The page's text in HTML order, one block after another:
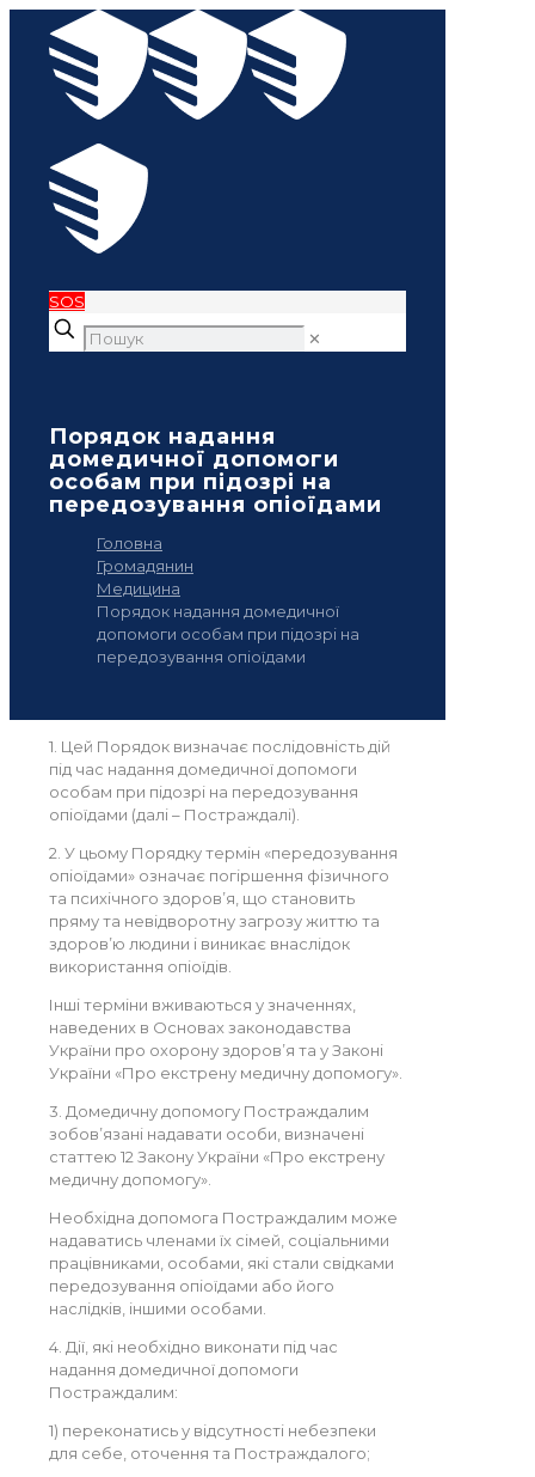
SOS
✕
Порядок надання
домедичної допомоги
особам при підозрі на
передозування опіоїдами
Головна
Громадянин
Медицина
Порядок надання домедичної
допомоги особам при підозрі на
передозування опіоїдами
1. Цей Порядок визначає послідовність дій
під час надання домедичної допомоги
особам при підозрі на передозування
опіоїдами (далі – Постраждалі).
2. У цьому Порядку термін «передозування
опіоїдами» означає погіршення фізичного
та психічного здоров’я, що становить
пряму та невідворотну загрозу життю та
здоров’ю людини і виникає внаслідок
використання опіоїдів.
Інші терміни вживаються у значеннях,
наведених в Основах законодавства
України про охорону здоров’я та у Законі
України «Про екстрену медичну допомогу».
3. Домедичну допомогу Постраждалим
зобов’язані надавати особи, визначені
статтею 12 Закону України «Про екстрену
медичну допомогу».
Необхідна допомога Постраждалим може
надаватись членами їх сімей, соціальними
працівниками, особами, які стали свідками
передозування опіоїдами або його
наслідків, іншими особами.
4. Дії, які необхідно виконати під час
надання домедичної допомоги
Постраждалим:
1) переконатись у відсутності небезпеки
для себе, оточення та Постраждалого;